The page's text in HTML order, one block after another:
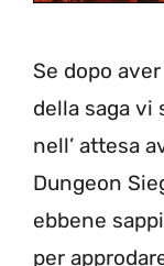
Se dopo
della saga
nell’ attesa
Dungeon
ebbene
per